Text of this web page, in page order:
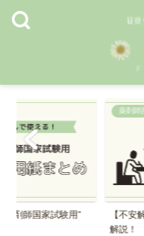
国家試験１日の流れを
薬剤
【自
較する